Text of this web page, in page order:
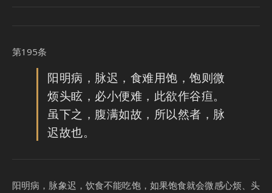
第195条
阳明病，脉迟，食难用饱，饱则微
烦头眩，必小便难，此欲作谷疸。
虽下之，腹满如故，所以然者，脉
迟故也。
阳明病，脉象迟，饮食不能吃饱，如果饱食就会微感心烦、头